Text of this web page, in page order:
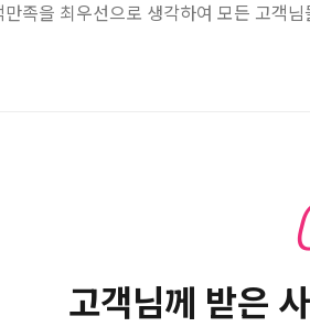
족을 최우선으로 생각하여 모든 고객
고객님께 받은